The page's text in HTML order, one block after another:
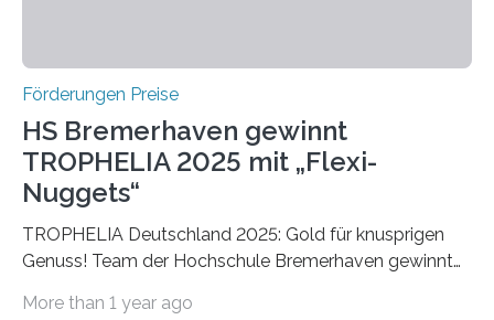
Förderungen Preise
HS Bremerhaven gewinnt
TROPHELIA 2025 mit „Flexi-
Nuggets“
TROPHELIA Deutschland 2025: Gold für knusprigen
Genuss! Team der Hochschule Bremerhaven gewinnt
ECOTROPHELIAMit der Produktidee “Flexi-Nuggets”
More than 1 year ago